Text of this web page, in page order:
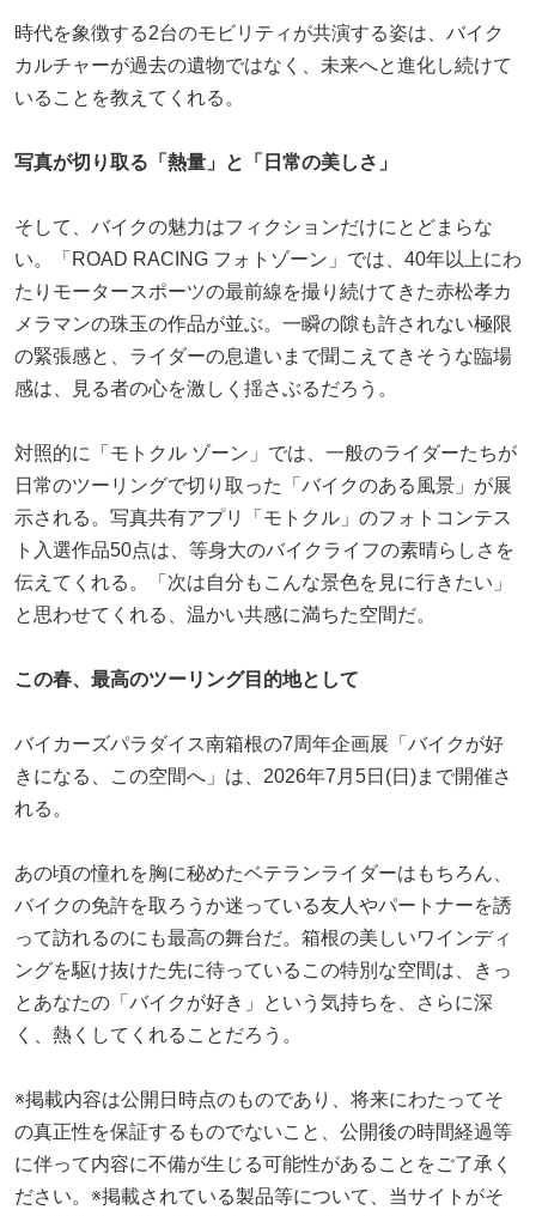
時代を象徴する2台のモビリティが共演する姿は、バイク
カルチャーが過去の遺物ではなく、未来へと進化し続けて
いることを教えてくれる。
写真が切り取る「熱量」と「日常の美しさ」
そして、バイクの魅力はフィクションだけにとどまらな
い。「ROAD RACING フォトゾーン」では、40年以上にわ
たりモータースポーツの最前線を撮り続けてきた赤松孝カ
メラマンの珠玉の作品が並ぶ。一瞬の隙も許されない極限
の緊張感と、ライダーの息遣いまで聞こえてきそうな臨場
感は、見る者の心を激しく揺さぶるだろう。
対照的に「モトクル ゾーン」では、一般のライダーたちが
日常のツーリングで切り取った「バイクのある風景」が展
示される。写真共有アプリ「モトクル」のフォトコンテス
ト入選作品50点は、等身大のバイクライフの素晴らしさを
伝えてくれる。「次は自分もこんな景色を見に行きたい」
と思わせてくれる、温かい共感に満ちた空間だ。
この春、最高のツーリング目的地として
バイカーズパラダイス南箱根の7周年企画展「バイクが好
きになる、この空間へ」は、2026年7月5日(日)まで開催さ
れる。
あの頃の憧れを胸に秘めたベテランライダーはもちろん、
バイクの免許を取ろうか迷っている友人やパートナーを誘
って訪れるのにも最高の舞台だ。箱根の美しいワインディ
ングを駆け抜けた先に待っているこの特別な空間は、きっ
とあなたの「バイクが好き」という気持ちを、さらに深
く、熱くしてくれることだろう。
※掲載内容は公開日時点のものであり、将来にわたってそ
の真正性を保証するものでないこと、公開後の時間経過等
に伴って内容に不備が生じる可能性があることをご了承く
ださい。※掲載されている製品等について、当サイトがそ